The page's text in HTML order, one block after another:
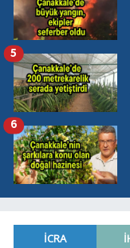
5
6